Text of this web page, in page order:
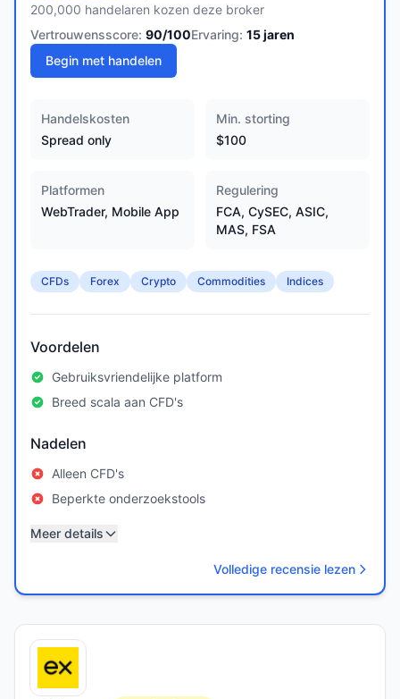
200,000 handelaren kozen deze broker
Vertrouwensscore: 90/100Ervaring: 15jaren
Begin met handelen
Handelskosten
Spread only
Min. storting
$100
Platformen
WebTrader, Mobile App
Regulering
FCA, CySEC, ASIC,
MAS, FSA
CFDs Forex Crypto Commodities Indices
Voordelen
Gebruiksvriendelijke platform
Breed scala aan CFD's
Nadelen
Alleen CFD's
Beperkte onderzoekstools
Meer details
Volledige recensie lezen